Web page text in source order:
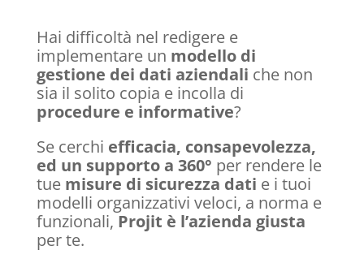
Hai difficoltà nel redigere e
implementare un modello di
gestione dei dati aziendali che non
sia il solito copia e incolla di
procedure e informative?
Se cerchi efficacia, consapevolezza,
ed un supporto a 360° per rendere le
tue misure di sicurezza dati e i tuoi
modelli organizzativi veloci, a norma e
funzionali, Projit è l’azienda giusta
per te.